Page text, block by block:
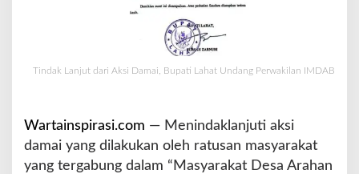
m
B
u
p
Tindak Lanjut dari Aksi Damai, Bupati Lahat Undang Perwakilan IMDAB
Wartainspirasi.com — Menindaklanjuti aksi
damai yang dilakukan oleh ratusan masyarakat
yang tergabung dalam “Masyarakat Desa Arahan